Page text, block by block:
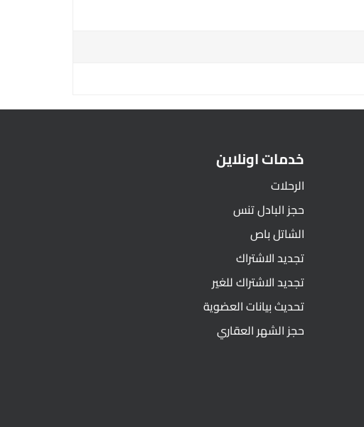
خدمات اونلاين
الرحلات
حجز البادل تنس
الشاتل باص
تجديد الاشتراك
تجديد الاشتراك للغير
تحديث بيانات العضوية
حجز الشهر العقاري